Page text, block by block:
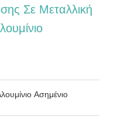
Σε Μεταλλική
Ασημένιο